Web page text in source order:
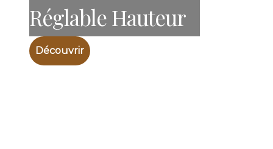
Réglable Hauteur
Découvrir